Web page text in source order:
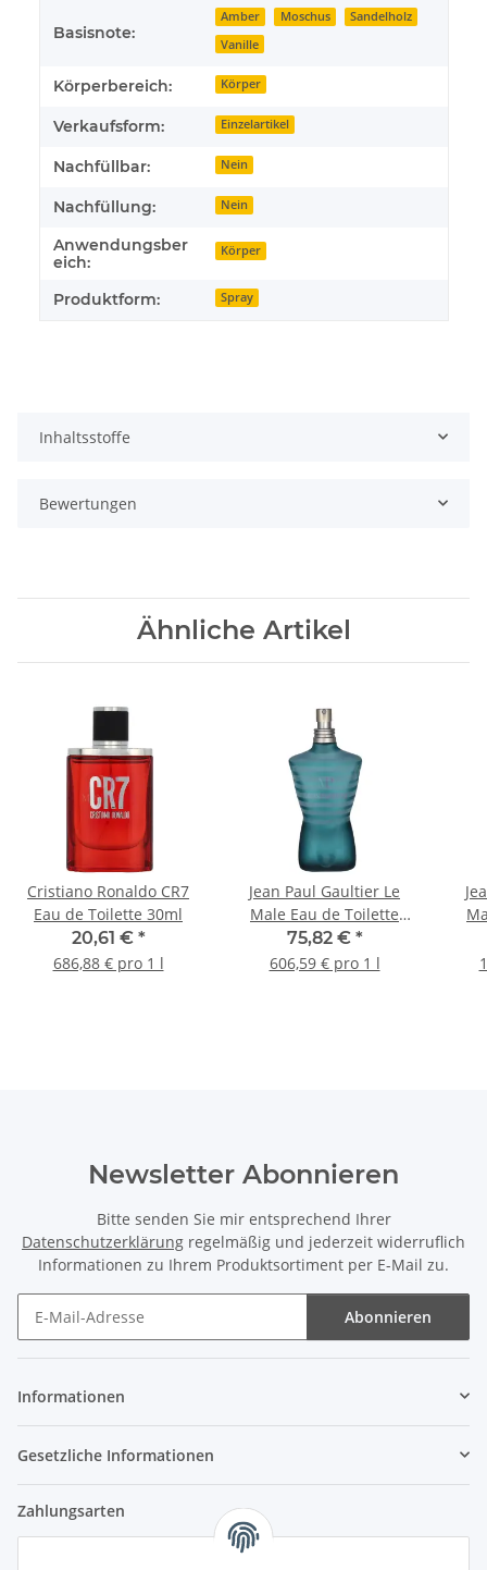
Basisnote:
Amber Moschus
Sandelholz
Vanille
Körperbereich: Körper
Verkaufsform: Einzelartikel
Nachfüllbar: Nein
Nachfüllung: Nein
Anwendungsber
eich:
Körper
Produktform: Spray
Inhaltsstoffe
Bewertungen
Ähnliche Artikel
Cristiano Ronaldo CR7
Eau de Toilette 30ml
20,61 € *
686,88 € pro 1 l
Jean Paul Gaultier Le
Male Eau de Toilette
125ml
75,82 € *
606,59 € pro 1 l
Newsletter Abonnieren
Bitte senden Sie mir entsprechend Ihrer
Datenschutzerklärung regelmäßig und jederzeit widerruflich
Informationen zu Ihrem Produktsortiment per E-Mail zu.
Abonnieren
Informationen
Gesetzliche Informationen
Zahlungsarten